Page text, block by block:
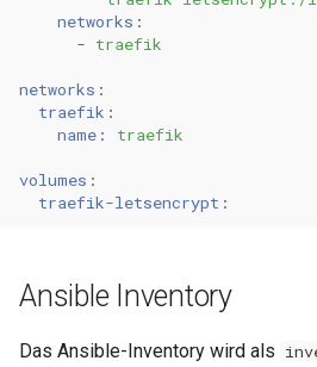
networks :
- traefik
networks :
traefik :
name : traefik
volumes :
traefik-letsencrypt :
Ansible Inventory
Das Ansible-Inventory wird als